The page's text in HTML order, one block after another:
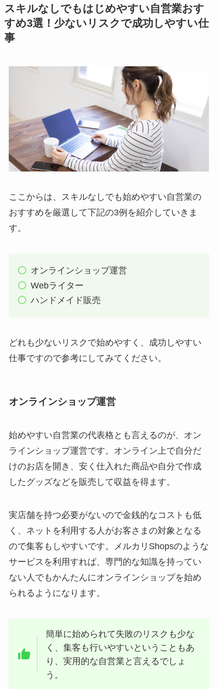
スキルなしでもはじめやすい自営業おす
すめ3選！少ないリスクで成功しやすい仕
事
ここからは、スキルなしでも始めやすい自営業の
おすすめを厳選して下記の3例を紹介していきま
す。
オンラインショップ運営
Webライター
ハンドメイド販売
どれも少ないリスクで始めやすく、成功しやすい
仕事ですので参考にしてみてください。
オンラインショップ運営
始めやすい自営業の代表格とも言えるのが、オン
ラインショップ運営です。オンライン上で自分だ
けのお店を開き、安く仕入れた商品や自分で作成
したグッズなどを販売して収益を得ます。
実店舗を持つ必要がないので金銭的なコストも低
く、ネットを利用する人がお客さまの対象となる
ので集客もしやすいです。メルカリShopsのような
サービスを利用すれば、専門的な知識を持ってい
ない人でもかんたんにオンラインショップを始め
られるようになります。
簡単に始められて失敗のリスクも少な
く、集客も行いやすいということもあ
り、実用的な自営業と言えるでしょ
う。